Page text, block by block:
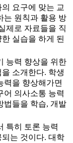
요구에 맞는 교
는 원칙과 활용 방
제로 자료들을 직
실습을 하게 된
능력 향상을 위한
소개한다. 학생
력을 향상해가면
어 의사소통 능력
법들을 학습, 개발
특히 토론 능력
는 것이다. 대학